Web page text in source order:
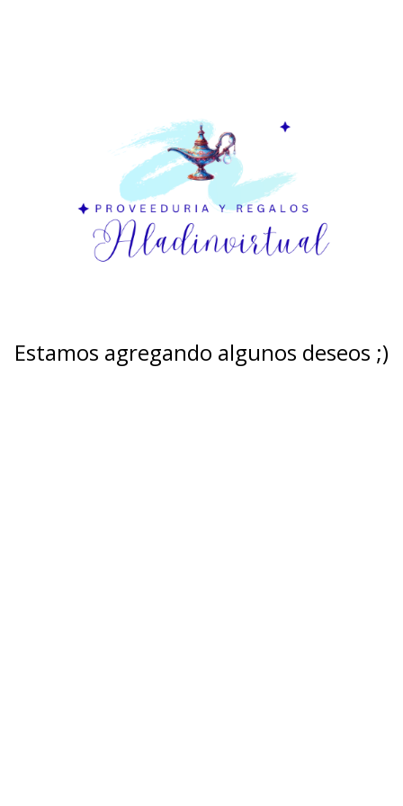
Estamos agregando algunos deseos ;)